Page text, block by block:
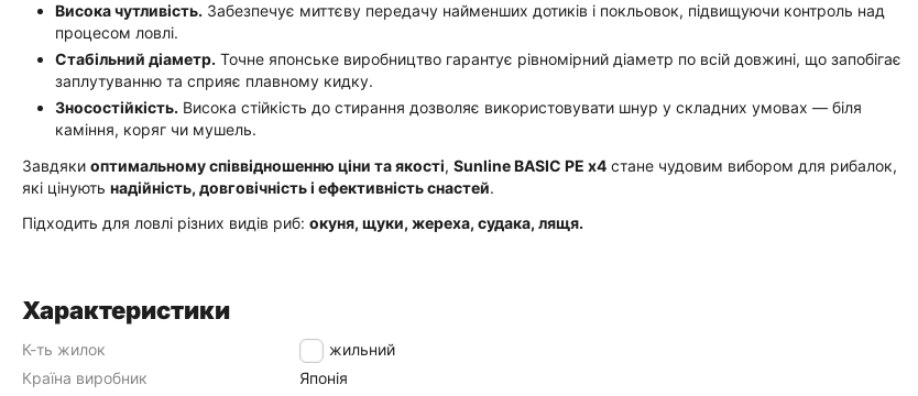
Висока чутливість. Забезпечує миттєву передачу найменших дотиків і покльовок, підвищуючи контроль над
процесом ловлі.
Стабільний діаметр. Точне японське виробництво гарантує рівномірний діаметр по всій довжині, що запобігає
заплутуванню та сприяє плавному кидку.
Зносостійкість. Висока стійкість до стирання дозволяє використовувати шнур у складних умовах — біля
каміння, коряг чи мушель.
Завдяки оптимальному співвідношенню ціни та якості, Sunline BASIC PE x4 стане чудовим вибором для рибалок,
які цінують надійність, довговічність і ефективність снастей.
Підходить для ловлі різних видів риб: окуня, щуки, жереха, судака, лящя.
Характеристики
К-ть жилок
4-х жильний
Країна виробник
Японія